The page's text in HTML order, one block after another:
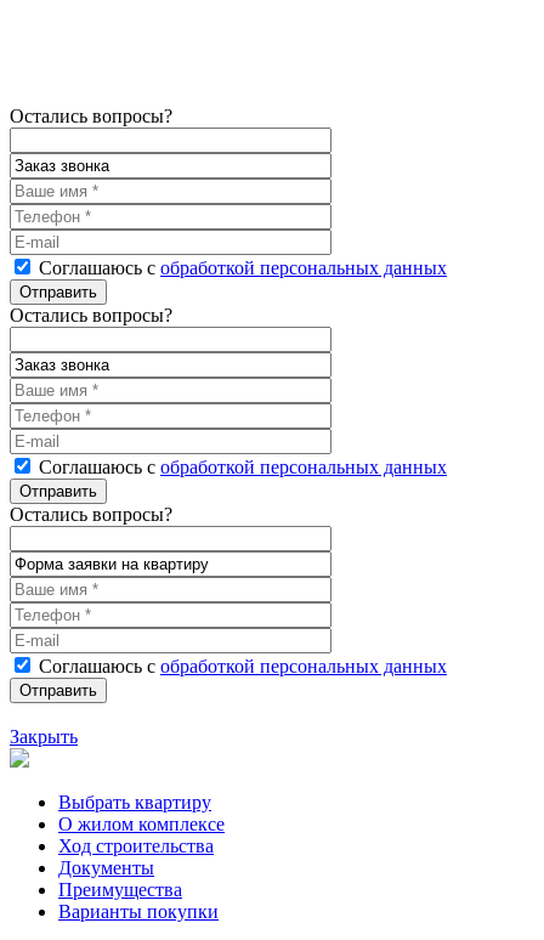
Остались вопросы?
Соглашаюсь с обработкой персональных данных
Остались вопросы?
Соглашаюсь с обработкой персональных данных
Остались вопросы?
Соглашаюсь с обработкой персональных данных
Закрыть
Выбрать квартиру
О жилом комплексе
Ход строительства
Документы
Преимущества
Варианты покупки